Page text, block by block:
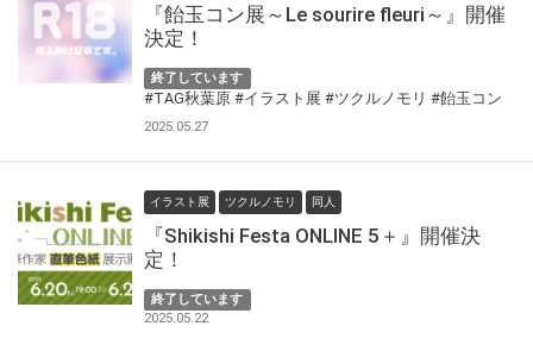
『飴玉コン展～Le sourire fleuri～』開催
決定！
終了しています
#TAG秋葉原 #イラスト展 #ツクルノモリ #飴玉コン
2025.05.27
イラスト展 ツクルノモリ 同人
『Shikishi Festa ONLINE 5＋』開催決
定！
終了しています
2025.05.22